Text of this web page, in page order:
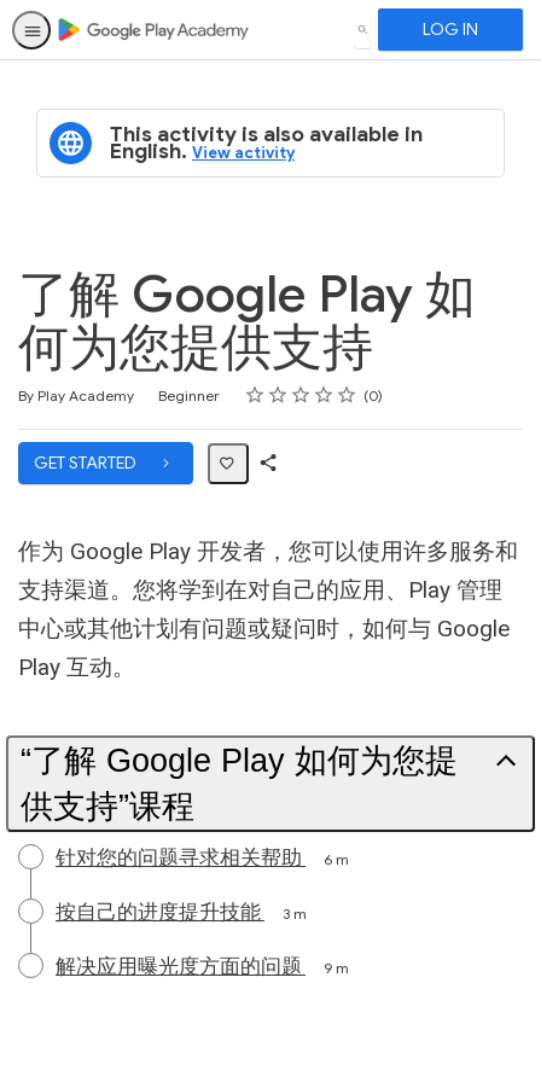
SEARCH LOG IN
This activity is also available in
English.View activity
了解 Google Play 如
何为您提供支持
By Play Academy
Difficulty Beginner Rating
1 star
2 stars
3 stars
4 stars
5 stars
Average rating: 0 0
No reviews
GET STARTED
作为 Google Play 开发者，您可以使用许多服务和
支持渠道。您将学到在对自己的应用、Play 管理
中心或其他计划有问题或疑问时，如何与 Google
Play 互动。
“了解 Google Play 如何为您提
供支持”课程
针对您的问题寻求相关帮助 6 m
按自己的进度提升技能 3 m
解决应用曝光度方面的问题 9 m